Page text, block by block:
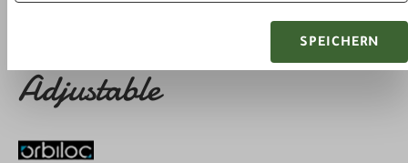
Orbiloc Quick Mount
Adjustable
SPEICHERN